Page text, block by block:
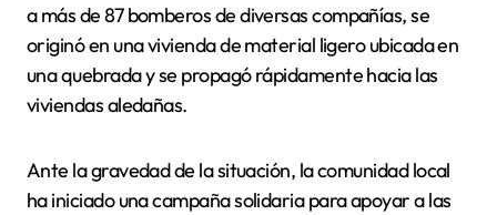
a más de 87 bomberos de diversas compañías, se
originó en una vivienda de material ligero ubicada en
una quebrada y se propagó rápidamente hacia las
viviendas aledañas.
Ante la gravedad de la situación, la comunidad local
ha iniciado una campaña solidaria para apoyar a las